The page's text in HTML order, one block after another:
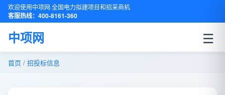
欢迎使用中项网·全国电力拟建项目和招采商机
客服热线：400-8161-360
中项网 ☰
首页 / 招投标信息